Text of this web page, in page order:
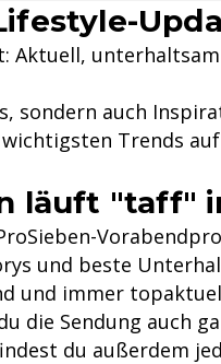
sondern auch
Trends
läuft "taff"
und beste
und immer
die Sendung auch
du außerdem